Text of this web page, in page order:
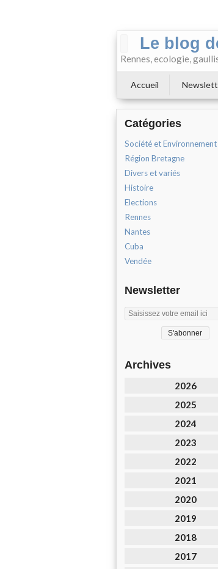
Le blog
Rennes, ecologie,
Accueil
Catégories
Société et Environnement
Région Bretagne
Divers et variés
Histoire
Elections
Rennes
Nantes
Cuba
Vendée
Newsletter
Archives
2026
2025
2024
2023
2022
2021
2020
2019
2018
2017